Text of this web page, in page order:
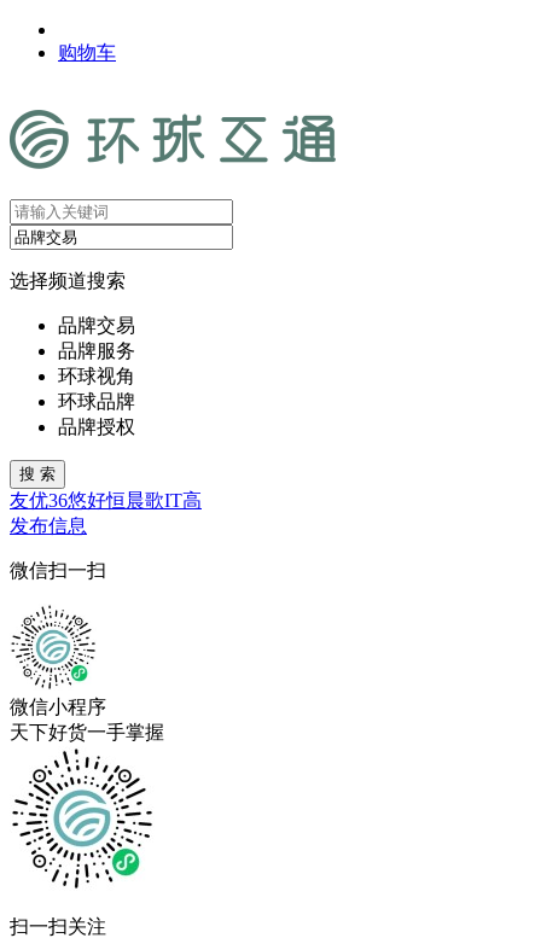
购物车
选择频道搜索
品牌交易
品牌服务
环球视角
环球品牌
品牌授权
友优36悠好恒晨歌IT高
发布信息
微信扫一扫
微信小程序
天下好货一手掌握
扫一扫关注